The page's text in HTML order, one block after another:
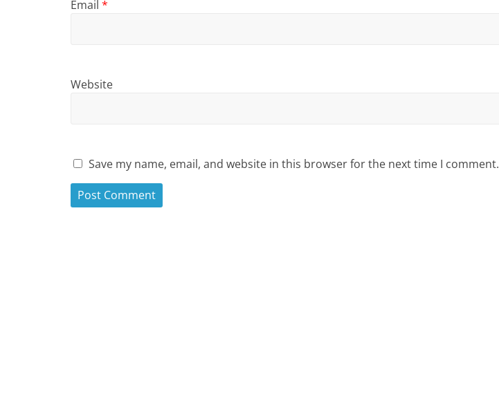
Email *
Website
Save my name, email, and website in this browser for the next time I comment.